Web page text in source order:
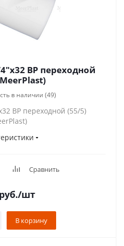
ВР переходной
в наличии (49)
ВР переходной (55/5)
Сравнить
/шт
В корзину